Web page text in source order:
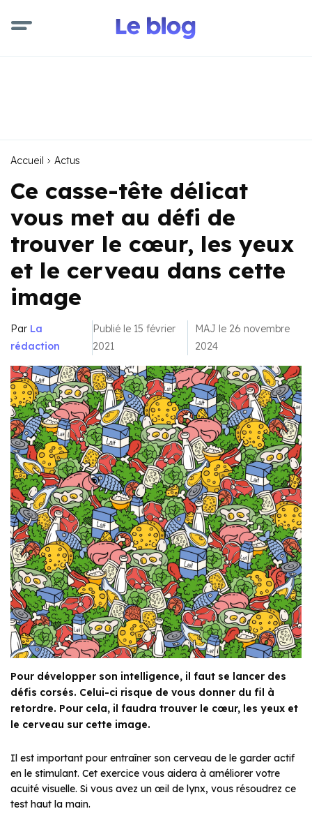
Accueil Actus
Ce casse-tête délicat
vous met au défi de
trouver le cœur, les yeux
et le cerveau dans cette
image
Par La
rédaction
Publié le 15 février
2021
MAJ le 26 novembre
2024
Pour développer son intelligence, il faut se lancer des
défis corsés. Celui-ci risque de vous donner du fil à
retordre. Pour cela, il faudra trouver le cœur, les yeux et
le cerveau sur cette image.
Il est important pour entraîner son cerveau de le garder actif
en le stimulant. Cet exercice vous aidera à améliorer votre
acuité visuelle. Si vous avez un œil de lynx, vous résoudrez ce
test haut la main.